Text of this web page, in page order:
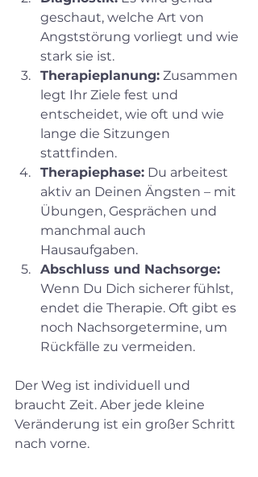
geschaut, welche Art von
Angststörung vorliegt und wie
stark sie ist.
Therapieplanung: Zusammen
legt Ihr Ziele fest und
entscheidet, wie oft und wie
lange die Sitzungen
stattfinden.
Therapiephase: Du arbeitest
aktiv an Deinen Ängsten – mit
Übungen, Gesprächen und
manchmal auch
Hausaufgaben.
Abschluss und Nachsorge:
Wenn Du Dich sicherer fühlst,
endet die Therapie. Oft gibt es
noch Nachsorgetermine, um
Rückfälle zu vermeiden.
Der Weg ist individuell und
braucht Zeit. Aber jede kleine
Veränderung ist ein großer Schritt
nach vorne.